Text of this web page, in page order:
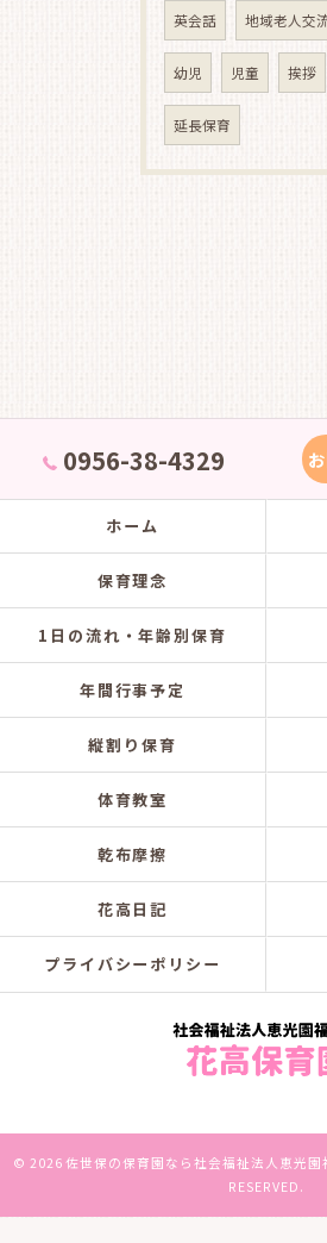
英会話 地域老人交
幼児 児童 挨拶
延長保育
0956-38-4329
ホーム
保育理念
1日の流れ・年齢別保育
年間行事予定
縦割り保育
体育教室
乾布摩擦
花高日記
プライバシーポリシー
© 2026 佐世保の保育園なら社会福祉法人恵光園
RESERVED.